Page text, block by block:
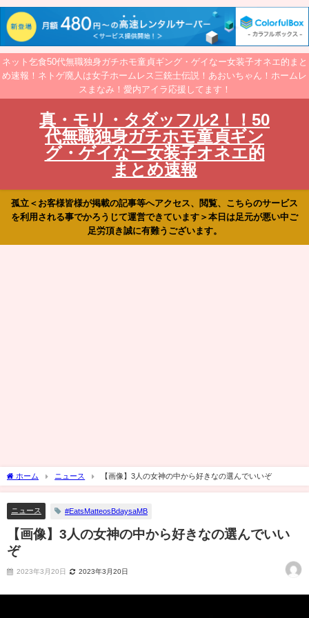
ネット乞食50代無職独身ガチホモ童貞ギング・ゲイなー女装子オネエ的まと
め速報！ネトゲ廃人は女子ホームレス三銃士伝説！あおいちゃん！ホームレ
スまなみ！愛内アイラ応援してます！
真・モリ・タダッフル2！！50
代無職独身ガチホモ童貞ギン
グ・ゲイなー女装子オネエ的
まとめ速報
孤立＜お客様皆様が掲載の記事等へアクセス、閲覧、こちらのサービス
を利用される事でかろうじて運営できています＞本日は足元が悪い中ご
足労頂き誠に有難うございます。
ホーム ニュース 【画像】3人の女神の中から好きなの選んでいいぞ
ニュース #EatsMatteosBdaysaMB
【画像】3人の女神の中から好きなの選んでいい
ぞ
2023年3月20日 2023年3月20日